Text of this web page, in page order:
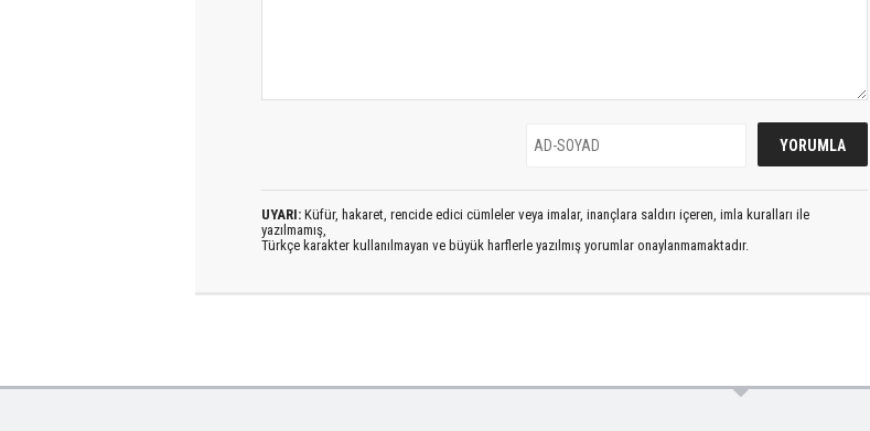
UYARI: Küfür, hakaret, rencide edici cümleler veya imalar, inançlara saldırı içeren, imla kuralları ile
yazılmamış,
Türkçe karakter kullanılmayan ve büyük harflerle yazılmış yorumlar onaylanmamaktadır.